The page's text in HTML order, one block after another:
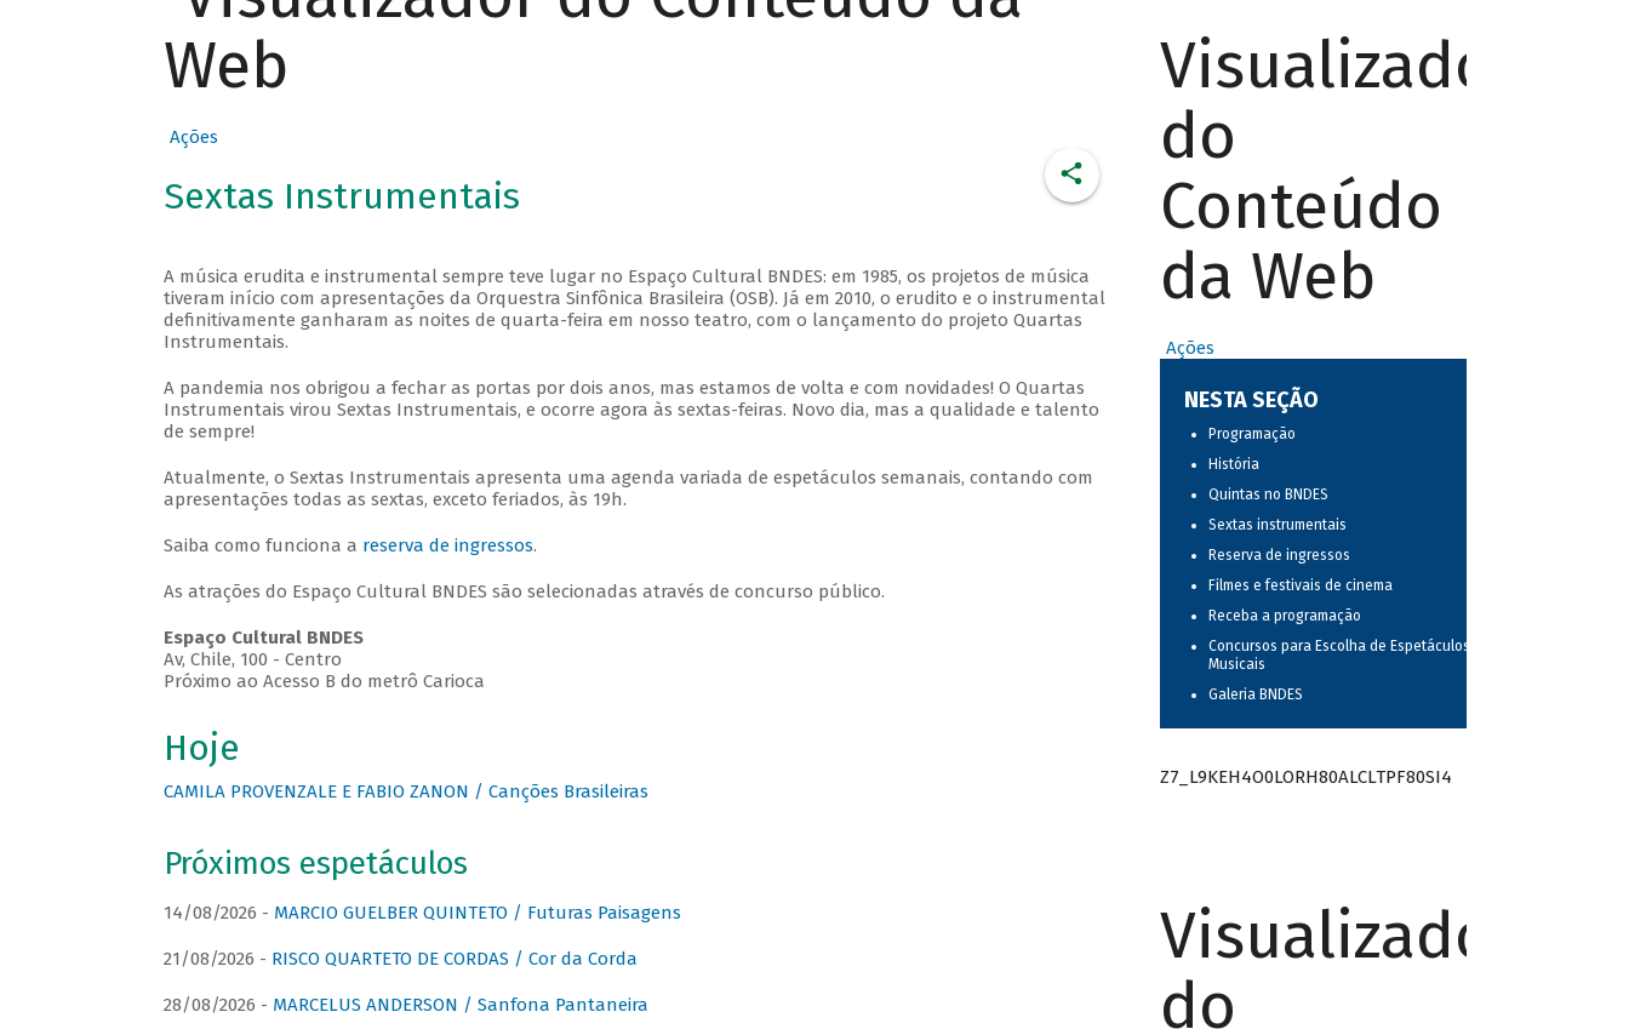
Web
Ações
Sextas Instrumentais
A música erudita e instrumental sempre teve lugar no Espaço Cultural BNDES: em 1985, os projetos de música
tiveram início com apresentações da Orquestra Sinfônica Brasileira (OSB). Já em 2010, o erudito e o instrumental
definitivamente ganharam as noites de quarta-feira em nosso teatro, com o lançamento do projeto Quartas
Instrumentais.
A pandemia nos obrigou a fechar as portas por dois anos, mas estamos de volta e com novidades! O Quartas
Instrumentais virou Sextas Instrumentais, e ocorre agora às sextas-feiras. Novo dia, mas a qualidade e talento
de sempre!
Atualmente, o Sextas Instrumentais apresenta uma agenda variada de espetáculos semanais, contando com
apresentações todas as sextas, exceto feriados, às 19h.
Saiba como funciona a reserva de ingressos.
As atrações do Espaço Cultural BNDES são selecionadas através de concurso público.
Espaço Cultural BNDES
Av, Chile, 100 - Centro
Próximo ao Acesso B do metrô Carioca
Hoje
CAMILA PROVENZALE E FABIO ZANON / Canções Brasileiras
Próximos espetáculos
14/08/2026 - MARCIO GUELBER QUINTETO / Futuras Paisagens
21/08/2026 - RISCO QUARTETO DE CORDAS / Cor da Corda
28/08/2026 - MARCELUS ANDERSON / Sanfona Pantaneira
Visualizador
do
Conteúdo
da Web
Ações
NESTA SEÇÃO
Programação
História
Quintas no BNDES
Sextas instrumentais
Reserva de ingressos
Filmes e festivais de cinema
Receba a programação
Concursos para Escolha de Espetáculos
Musicais
Galeria BNDES
Z7_L9KEH4O0LORH80ALCLTPF80SI4
Visualizador
do